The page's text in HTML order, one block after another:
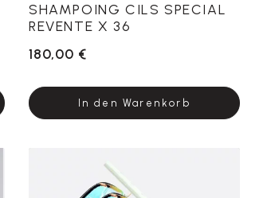
SHAMPOING CILS SPECIAL
REVENTE X 36
180,00 €
In den Warenkorb